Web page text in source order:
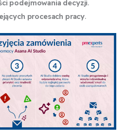
podejmowania decyzji.
procesach pracy.